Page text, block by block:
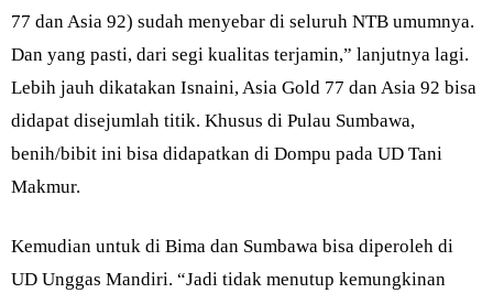
77 dan Asia 92) sudah menyebar di seluruh NTB umumnya.
Dan yang pasti, dari segi kualitas terjamin,” lanjutnya lagi.
Lebih jauh dikatakan Isnaini, Asia Gold 77 dan Asia 92 bisa
didapat disejumlah titik. Khusus di Pulau Sumbawa,
benih/bibit ini bisa didapatkan di Dompu pada UD Tani
Makmur.
Kemudian untuk di Bima dan Sumbawa bisa diperoleh di
UD Unggas Mandiri. “Jadi tidak menutup kemungkinan